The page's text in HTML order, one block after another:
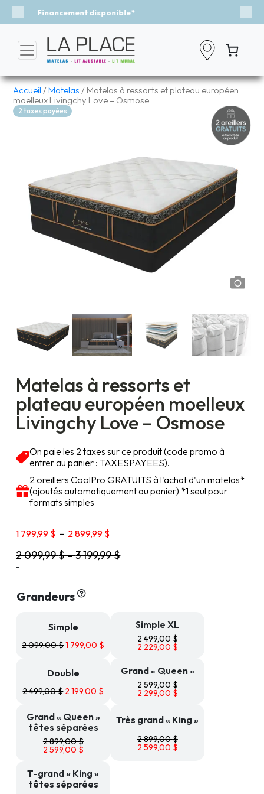
Événement - Un vent de fraîcheur
Previous
Accueil /Matelas / Matelas à ressorts et plateau européen
moelleux Livingchy Love – Osmose
2 taxes payées
Matelas à ressorts et
plateau européen moelleux
Livingchy Love – Osmose
On paie les 2 taxes sur ce produit (code promo à
entrer au panier : TAXESPAYEES).
2 oreillers CoolPro GRATUITS à l'achat d'un matelas*
(ajoutés automatiquement au panier) *1 seul pour
formats simples
1 799,99 $ – 2 899,99 $
prix :
2 099,99$–3 199,99$
-
Grandeurs
Simple
2 099,00$1 799,00 $
Simple XL
2 499,00$
2 229,00 $
Double
2 499,00$2 199,00 $
Grand « Queen »
2 599,00$
2 299,00 $
Grand « Queen »
têtes séparées
2 899,00$
2 599,00 $
Très grand « King »
2 899,00$
2 599,00 $
T-grand « King »
têtes séparées